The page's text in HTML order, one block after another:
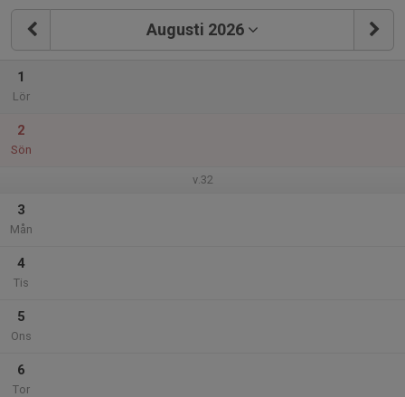
Augusti 2026
1
Lör
2
Sön
v.32
3
Mån
4
Tis
5
Ons
6
Tor